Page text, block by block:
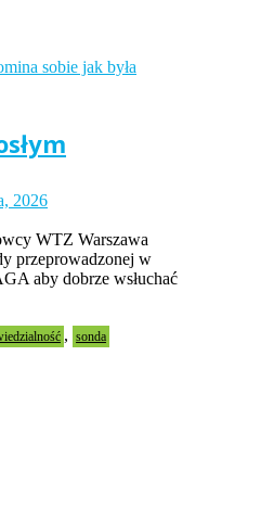
2026
WTZ Warszawa
przeprowadzonej w
aby dobrze wsłuchać
, sonda